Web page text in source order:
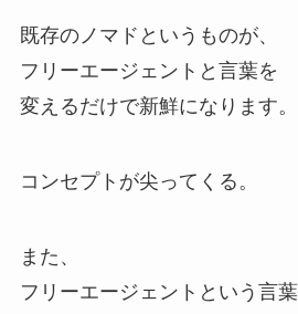
既存のノマドというものが、
フリーエージェントと言葉を
変えるだけで新鮮になります。
コンセプトが尖ってくる。
また、
フリーエージェントという言葉